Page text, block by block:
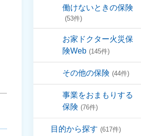
働けないときの保険
(53件)
お家ドクター火災保
険Web (145件)
その他の保険 (44件)
事業をおまもりする
保険 (76件)
目的から探す (617件)